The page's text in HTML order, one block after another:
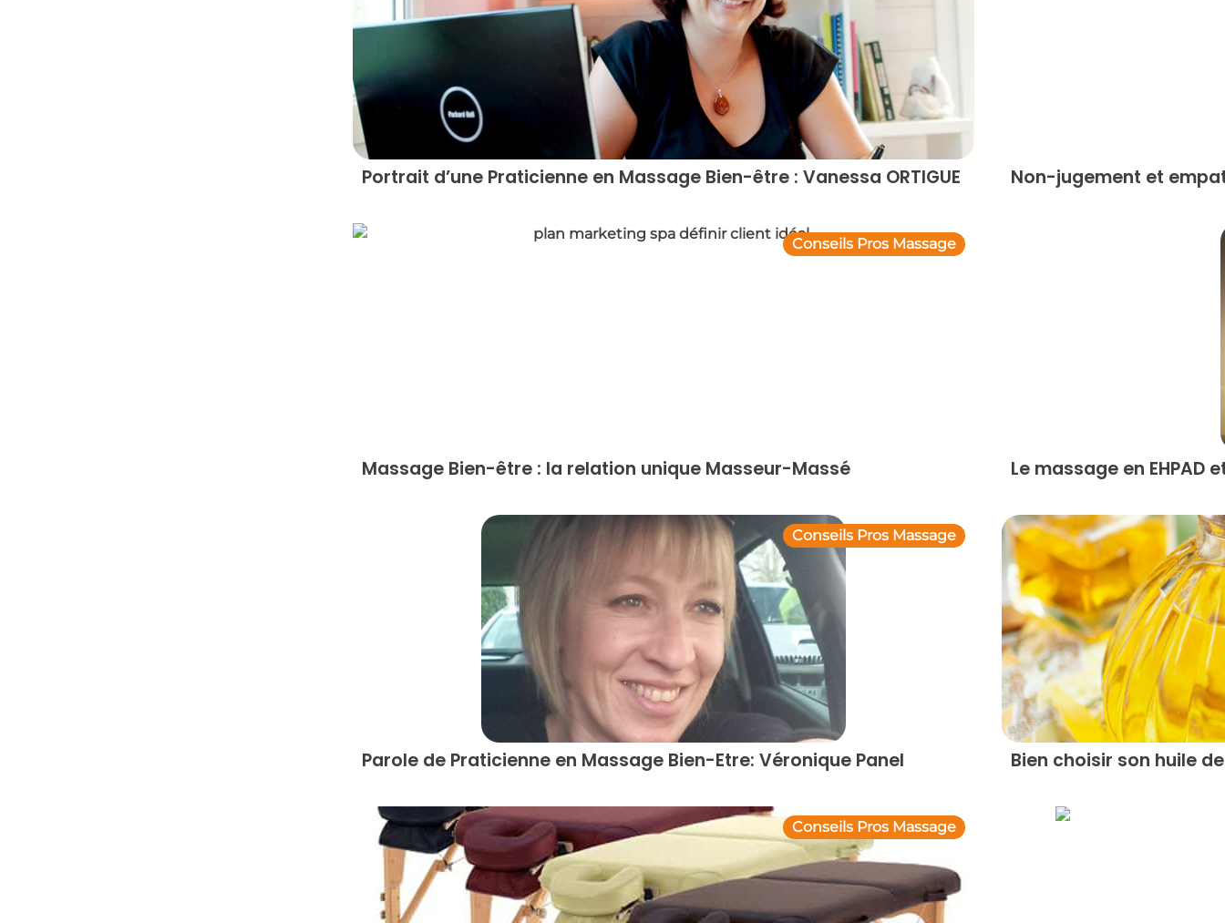
Portrait d’une Praticienne en Massage Bien-être : Vanessa ORTIGUE Non-jugement et
Conseils Pros Massage
Massage Bien-être : la relation unique Masseur-Massé Le massage en EHPAD
Conseils Pros Massage
Parole de Praticienne en Massage Bien-Etre: Véronique Panel Bien choisir son huile
Conseils Pros Massage